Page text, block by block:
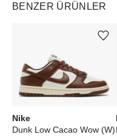
BENZER ÜRÜNLER
Nike
Dunk Low Cacao Wow (W)
Ürünü istek listesine ekle